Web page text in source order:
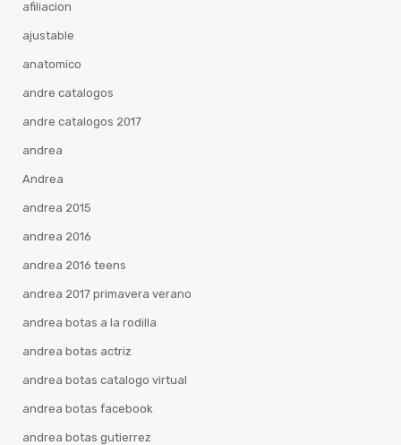
afiliacion
ajustable
anatomico
andre catalogos
andre catalogos 2017
andrea
Andrea
andrea 2015
andrea 2016
andrea 2016 teens
andrea 2017 primavera verano
andrea botas a la rodilla
andrea botas actriz
andrea botas catalogo virtual
andrea botas facebook
andrea botas gutierrez